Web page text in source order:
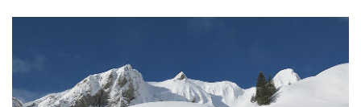
Kondition (Tourdauer):